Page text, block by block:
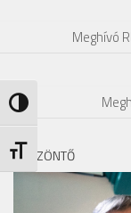
Nagy kontraszt
Betűméret váltása
Meghívó
KÖSZÖNTŐ